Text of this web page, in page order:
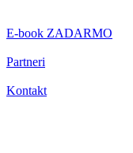
E-book ZADARMO
Partneri
Kontakt